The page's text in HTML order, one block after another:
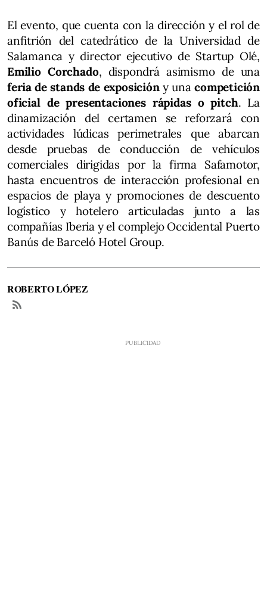
El evento, que cuenta con la dirección y el rol de
anfitrión del catedrático de la Universidad de
Salamanca y director ejecutivo de Startup Olé,
Emilio Corchado, dispondrá asimismo de una
feria de stands de exposicióny unacompetición
oficial de presentaciones rápidas o pitch. La
dinamización del certamen se reforzará con
actividades lúdicas perimetrales que abarcan
desde pruebas de conducción de vehículos
comerciales dirigidas por la firma Safamotor,
hasta encuentros de interacción profesional en
espacios de playa y promociones de descuento
logístico y hotelero articuladas junto a las
compañías Iberia y el complejo Occidental Puerto
Banús de Barceló Hotel Group.
ROBERTO LÓPEZ